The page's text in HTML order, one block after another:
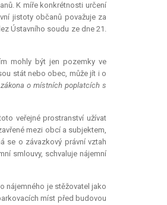
K míře konkrétnosti určení
jistoty občanů považuje za
Ústavního soudu ze dne 21.
mohly být jen pozemky ve
stát nebo obec, může jít i o
o místních poplatcích s
veřejné prostranství užívat
mezi obcí a subjektem,
se o závazkový právní vztah
smlouvy, schvaluje nájemní
nájemného je stěžovatel jako
míst před budovou